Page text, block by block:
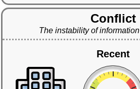
Conflict
The instability of information
Recent